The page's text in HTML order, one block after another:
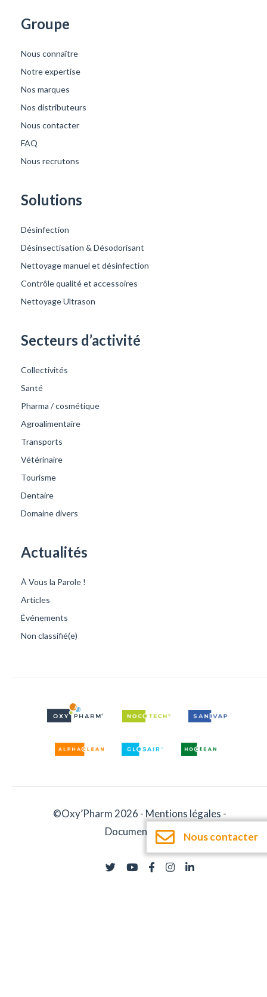
Groupe
Nous connaître
Notre expertise
Nos marques
Nos distributeurs
Nous contacter
FAQ
Nous recrutons
Solutions
Désinfection
Désinsectisation & Désodorisant
Nettoyage manuel et désinfection
Contrôle qualité et accessoires
Nettoyage Ultrason
Secteurs d’activité
Collectivités
Santé
Pharma / cosmétique
Agroalimentaire
Transports
Vétérinaire
Tourisme
Dentaire
Domaine divers
Actualités
À Vous la Parole !
Articles
Événements
Non classifié(e)
©Oxy’Pharm 2026 - Mentions légales -
Documentation
Nous contacter